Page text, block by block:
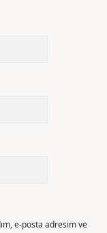
e-posta adresim ve